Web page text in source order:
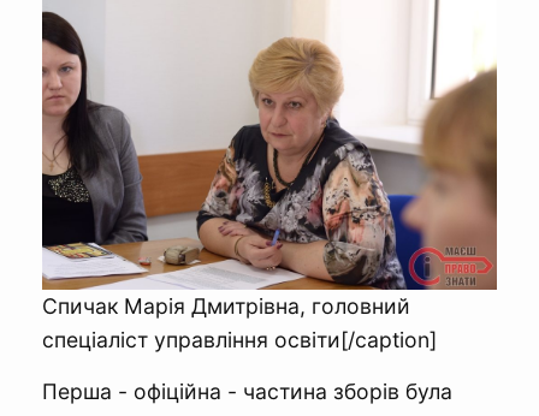
Спичак Марія Дмитрівна, головний
спеціаліст управління освіти[/caption]
Перша - офіційна - частина зборів була